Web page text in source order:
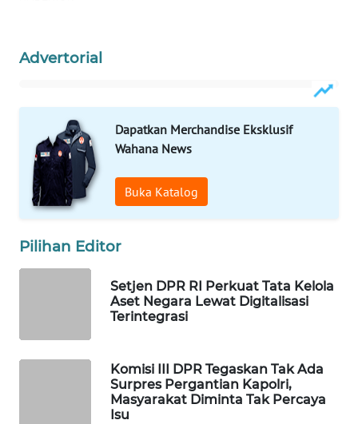
Advertorial
Dapatkan Merchandise Eksklusif
Wahana News
Buka Katalog
Pilihan Editor
Setjen DPR RI Perkuat Tata Kelola
Aset Negara Lewat Digitalisasi
Terintegrasi
Komisi III DPR Tegaskan Tak Ada
Surpres Pergantian Kapolri,
Masyarakat Diminta Tak Percaya
Isu
WAHANA
INFRASTRUKTUR
WAHANA
KONSUMEN